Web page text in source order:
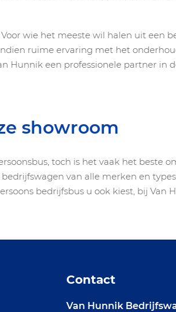
wie het meeste wil halen uit een
ruime ervaring met het
Hunnik een professionele partner in
showroom
toch is het vaak het beste
van alle merken en
bedrijfsbus u ook kiest, bij Van
Contact
Van Hunnik